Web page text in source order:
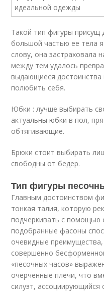
Такой тип фигуры
большой частью ее тела
слову, она застраховала
между тем удалось
выдающиеся
полюбить себя.
Юбки : лучше выбирать
актуальны юбки в пол,
обтягивающие.
Брюки стоит выбирать
свободны от бедер.
Тип фигуры
Главным достоинством
тонкая талия, которую
подчеркивать с помощью
подобранные фасоны
очевидные
совершенно
«песочных часов»
очерченные плечи, что
силуэт,